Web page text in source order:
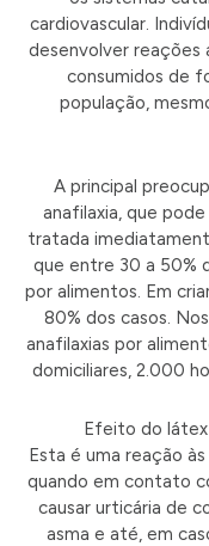
cardiovascular.
desenvolver reações
consumidos de
população,
A principal
anafilaxia, que
tratada
que entre 30 a 50%
por alimentos. Em
80% dos casos.
anafilaxias por
domiciliares, 2.000
Efeito do látex
Esta é uma reação
quando em contato
causar urticária de
asma e até, em